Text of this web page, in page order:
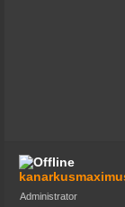
Administrator